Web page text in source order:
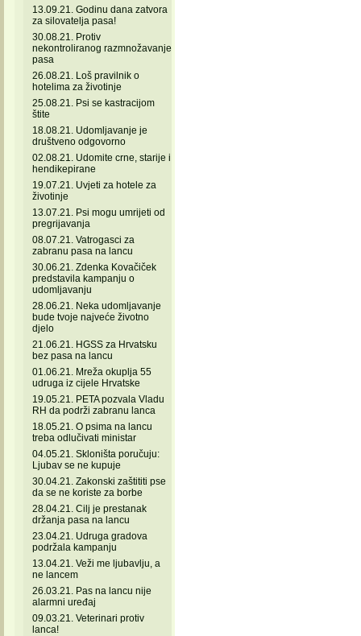
13.09.21. Godinu dana zatvora
za silovatelja pasa!
30.08.21. Protiv
nekontroliranog razmnožavanje
pasa
26.08.21. Loš pravilnik o
hotelima za životinje
25.08.21. Psi se kastracijom
štite
18.08.21. Udomljavanje je
društveno odgovorno
02.08.21. Udomite crne, starije i
hendikepirane
19.07.21. Uvjeti za hotele za
životinje
13.07.21. Psi mogu umrijeti od
pregrijavanja
08.07.21. Vatrogasci za
zabranu pasa na lancu
30.06.21. Zdenka Kovačiček
predstavila kampanju o
udomljavanju
28.06.21. Neka udomljavanje
bude tvoje najveće životno
djelo
21.06.21. HGSS za Hrvatsku
bez pasa na lancu
01.06.21. Mreža okuplja 55
udruga iz cijele Hrvatske
19.05.21. PETA pozvala Vladu
RH da podrži zabranu lanca
18.05.21. O psima na lancu
treba odlučivati ministar
04.05.21. Skloništa poručuju:
Ljubav se ne kupuje
30.04.21. Zakonski zaštititi pse
da se ne koriste za borbe
28.04.21. Cilj je prestanak
držanja pasa na lancu
23.04.21. Udruga gradova
podržala kampanju
13.04.21. Veži me ljubavlju, a
ne lancem
26.03.21. Pas na lancu nije
alarmni uređaj
09.03.21. Veterinari protiv
lanca!